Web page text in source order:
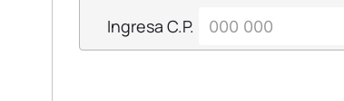
Ingresa C.P.